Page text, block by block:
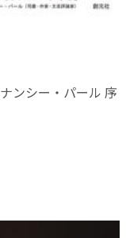
ンシー・パール 序